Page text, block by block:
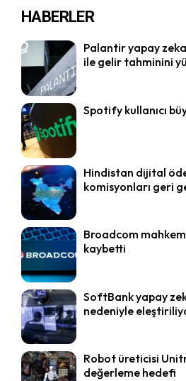
HABERLER
Palantir yapay
ile gelir tahminini
Spotify kullanıcı
Hindistan dijital
komisyonları geri
Broadcom
kaybetti
SoftBank yapay
nedeniyle
Robot üreticisi
değerleme hedefi